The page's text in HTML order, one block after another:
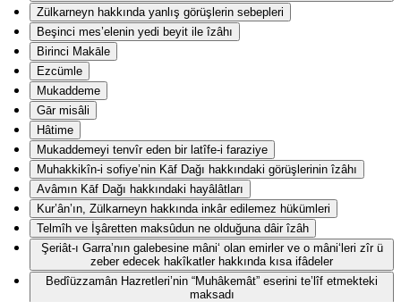
Zülkarneyn hakkında yanlış görüşlerin sebepleri
Beşinci mes’elenin yedi beyit ile îzâhı
Birinci Makāle
Ezcümle
Mukaddeme
Gār misâli
Hâtime
Mukaddemeyi tenvîr eden bir latîfe-i faraziye
Muhakkikîn-i sofiye’nin Kāf Dağı hakkındaki görüşlerinin îzâhı
Avâmın Kāf Dağı hakkındaki hayâlâtları
Kur’ân’ın, Zülkarneyn hakkında inkâr edilemez hükümleri
Telmîh ve İşâretten maksûdun ne olduğuna dâir îzâh
Şeriât-ı Garra’nın galebesine mâni‘ olan emirler ve o mâni‘leri zîr ü
zeber edecek hakîkatler hakkında kısa ifâdeler
Bedîüzzamân Hazretleri’nin “Muhâkemât” eserini te’lîf etmekteki
maksadı